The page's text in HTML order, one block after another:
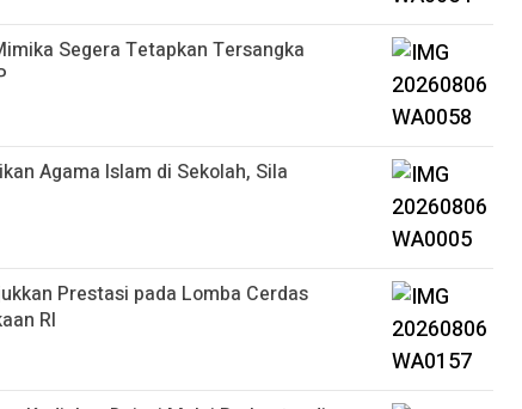
Segera Tetapkan Tersangka
Agama Islam di Sekolah, Sila
Prestasi pada Lomba Cerdas
RI